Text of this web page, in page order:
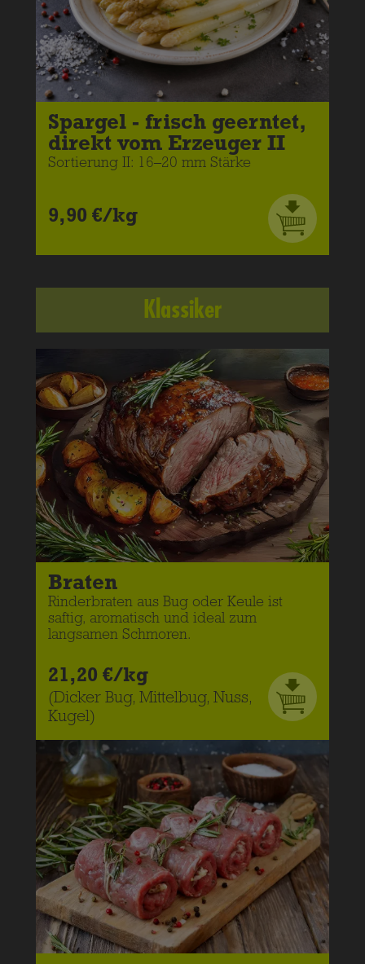
Spargel - frisch geerntet,
direkt vom Erzeuger II
Sortierung II: 16–20 mm Stärke
9,90 €/kg
Klassiker
Braten
Rinderbraten aus Bug oder Keule ist
saftig, aromatisch und ideal zum
langsamen Schmoren.
21,20 €/kg
(Dicker Bug, Mittelbug, Nuss,
Kugel)